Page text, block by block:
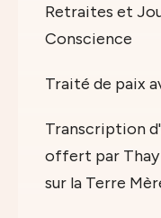
Retraites et
Conscience
Traité de paix
Transcription
offert par Thay
sur la Terre